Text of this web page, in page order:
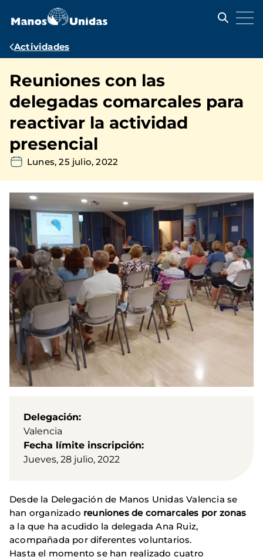
contenido
Ruta
navegación
Actividades
Reuniones con las
delegadas comarcales para
reactivar la actividad
presencial
Lunes, 25 julio, 2022
Delegación
Valencia
Fecha límite inscripción
Jueves, 28 julio, 2022
Desde la Delegación de Manos Unidas Valencia se
han organizado reuniones de comarcales por zonas
a la que ha acudido la delegada Ana Ruiz,
acompañada por diferentes voluntarios.
Hasta el momento se han realizado cuatro